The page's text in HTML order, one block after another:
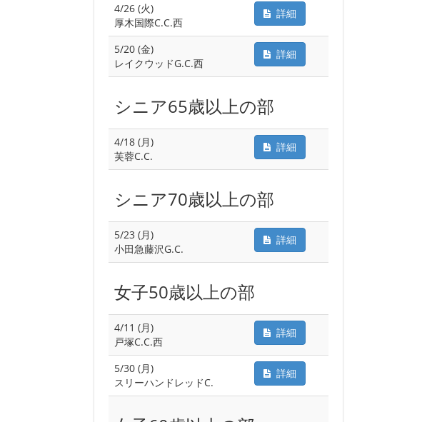
4/26 (火)
厚木国際C.C.西
詳細
5/20 (金)
レイクウッドG.C.西
詳細
シニア65歳以上の部
4/18 (月)
芙蓉C.C.
詳細
シニア70歳以上の部
5/23 (月)
小田急藤沢G.C.
詳細
女子50歳以上の部
4/11 (月)
戸塚C.C.西
詳細
5/30 (月)
スリーハンドレッドC.
詳細